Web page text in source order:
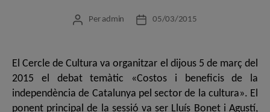
Autor
Per admin
Data05/03/2015
El Cercle de Cultura va organitzar el dijous 5 de març del
2015 el debat temàtic «Costos i beneficis de la
independència de Catalunya pel sector de la cultura». El
ponent principal de la sessió va ser Lluís Bonet i Agustí,